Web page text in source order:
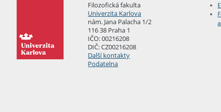
Filozofická fakulta
Univerzita Karlova
nám. Jana Palacha 1/2
116 38 Praha 1
IČO: 00216208
DIČ: CZ00216208
Další kontakty
Podatelna